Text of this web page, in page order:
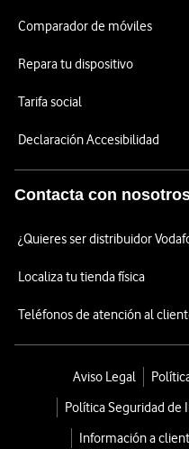
Comparador de móviles
Repara tu dispositivo
Tarifa social
Declaración Accesibilidad
Contacta con
¿Quieres ser distribuidor
Localiza tu tienda física
Teléfonos de atención al
Aviso Legal
Política Seguridad de
Información a